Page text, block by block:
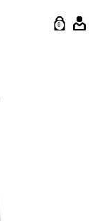
0